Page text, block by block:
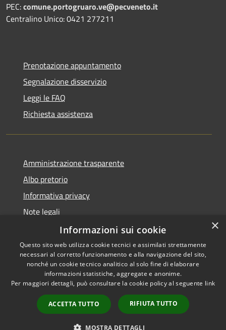
PEC:comune.portogruaro.ve@pecveneto.it
Centralino Unico: 0421 277211
Prenotazione appuntamento
Segnalazione disservizio
Leggi le FAQ
Richiesta assistenza
Amministrazione trasparente
Albo pretorio
Informativa privacy
Note legali
Dichiarazione di accessibilità
RSS
Accessibilità
Copyright © 2026 • Comune di
Municipium•
Accesso
redazione
×
Informazioni sui cookie
Questo sito web utilizza cookie tecnici e assimilati strettamente
necessari al corretto funzionamento e alla navigazione del sito,
nonché un cookie tecnico analitico al solo fine di elaborare
informazioni statistiche, aggregate e anonime.
Per maggiori dettagli, può consultare la cookie policy al seguente link
ACCETTA TUTTO RIFIUTA TUTTO
MOSTRA DETTAGLI